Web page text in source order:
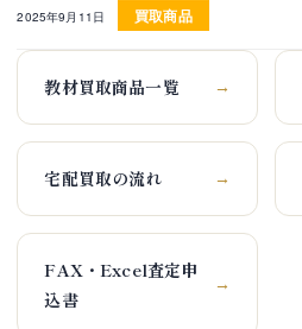
2025年9月11日 買取商品
教材買取商品一覧 →
宅配買取の流れ →
FAX・Excel査定申
込書
→